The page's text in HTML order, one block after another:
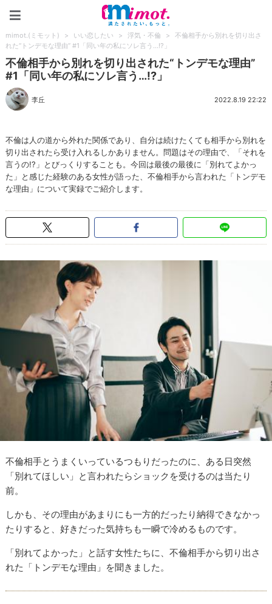
mimot.(ミモット) > いい恋したい > 浮気・不倫 >
不倫相手から別れを切り出さ
れた“トンデモな理由” #1「同い年の私にソレ言う…!?」
不倫相手から別れを切り出された“トンデモな理由”
#1「同い年の私にソレ言う…!?」
李丘 2022.8.19 22:22
不倫は人の道から外れた関係であり、自分は続けたくても相手から別れを
切り出されたら受け入れるしかありません。問題はその理由で、「それを
言うの!?」とびっくりすることも。今回は最後の最後に「別れてよかっ
た」と感じた経験のある女性が語った、不倫相手から言われた「トンデモ
な理由」について実録でご紹介します。
不倫相手とうまくいっているつもりだったのに、ある日突然
「別れてほしい」と言われたらショックを受けるのは当たり
前。
しかも、その理由があまりにも一方的だったり納得できなかっ
たりすると、好きだった気持ちも一瞬で冷めるものです。
「別れてよかった」と話す女性たちに、不倫相手から切り出さ
れた「トンデモな理由」を聞きました。